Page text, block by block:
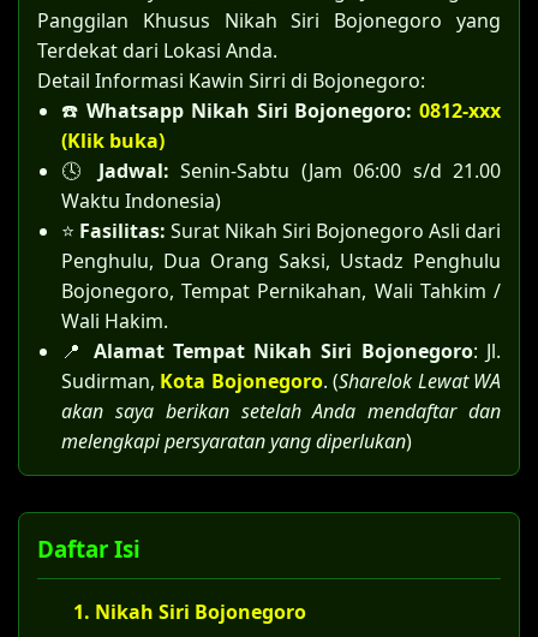
Panggilan Khusus Nikah Siri Bojonegoro yang
Terdekat dari Lokasi Anda.
Detail Informasi Kawin Sirri di Bojonegoro:
☎️Whatsapp Nikah Siri Bojonegoro:0812-xxx
(Klik buka)
🕓 Jadwal: Senin-Sabtu (Jam 06:00 s/d 21.00
Waktu Indonesia)
⭐ Fasilitas: Surat Nikah Siri Bojonegoro Asli dari
Penghulu, Dua Orang Saksi, Ustadz Penghulu
Bojonegoro, Tempat Pernikahan, Wali Tahkim /
Wali Hakim.
📍 Alamat Tempat Nikah Siri Bojonegoro: Jl.
Sudirman, Kota Bojonegoro. (Sharelok Lewat WA
akan saya berikan setelah Anda mendaftar dan
melengkapi persyaratan yang diperlukan)
Daftar Isi
1. Nikah Siri Bojonegoro